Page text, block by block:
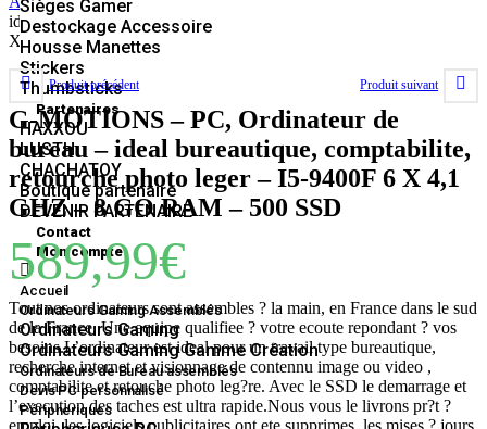
Sièges Gamer
Destockage Accessoire
Housse Manettes
Stickers
Thumbsticks
Partenaires
HAXXOU
LUSTH
CHACHATOY
Boutique partenaire
DEVENIR PARTENAIRE
Contact
Mon compte
Accueil
Ordinateurs Gaming Assemblés
Ordinateurs Gaming
Ordinateurs Gaming Gamme Création
Ordinateurs de Bureau assemblés
Devis PC personnalisé
Péripheriques
ideal bureautique, comptabilite, retourche photo leger – I5-9400F 6
X 4,1 GHZ – 8 GO RAM – 500 SSD
Produit précédent Produit suivant
G-MOTIONS – PC, Ordinateur de
bureau – ideal bureautique, comptabilite,
retourche photo leger – I5-9400F 6 X 4,1
GHZ – 8 GO RAM – 500 SSD
589,99€
Tout nos ordinateurs sont assembles ? la main, en France dans le sud
de la France. Une equipe qualifiee ? votre ecoute repondant ? vos
besoins.L’ordinateur est ideal pour un travail type bureautique,
recherche internet et visionnage de contennu image ou video ,
comptabilite et retouche photo leg?re. Avec le SSD le demarrage et
l’execution des taches est ultra rapide.Nous vous le livrons pr?t ?
emploi, les logiciels publicitaires ont ete supprimes, les mises ? jours